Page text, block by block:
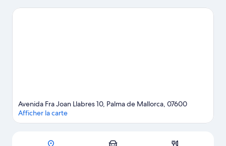
shopping ? Les non moins emblématiques Centre commercial
Carte
Avenida Fra Joan Llabres 10, Palma de Mallorca, 07600
Afficher la carte